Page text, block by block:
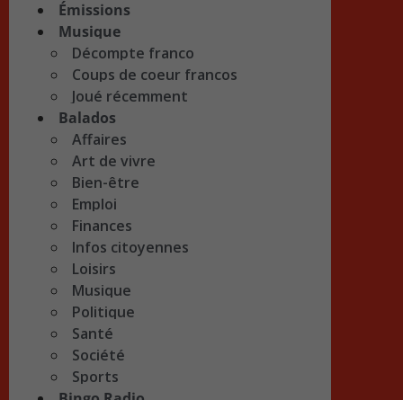
Émissions
Musique
Décompte franco
Coups de coeur francos
Joué récemment
Balados
Affaires
Art de vivre
Bien-être
Emploi
Finances
Infos citoyennes
Loisirs
Musique
Politique
Santé
Société
Sports